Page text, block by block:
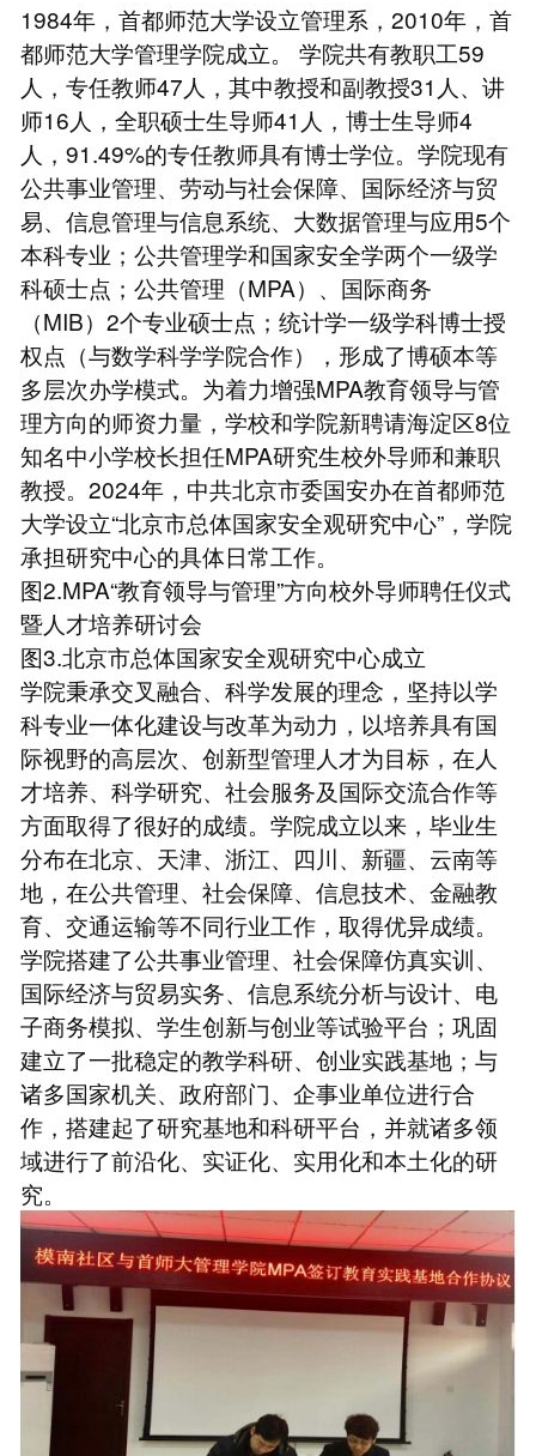
1984年，首都师范大学设立管理系，2010年，首
都师范大学管理学院成立。 学院共有教职工59
人，专任教师47人，其中教授和副教授31人、讲
师16人，全职硕士生导师41人，博士生导师4
人，91.49%的专任教师具有博士学位。学院现有
公共事业管理、劳动与社会保障、国际经济与贸
易、信息管理与信息系统、大数据管理与应用5个
本科专业；公共管理学和国家安全学两个一级学
科硕士点；公共管理（MPA）、国际商务
（MIB）2个专业硕士点；统计学一级学科博士授
权点（与数学科学学院合作），形成了博硕本等
多层次办学模式。为着力增强MPA教育领导与管
理方向的师资力量，学校和学院新聘请海淀区8位
知名中小学校长担任MPA研究生校外导师和兼职
教授。2024年，中共北京市委国安办在首都师范
大学设立“北京市总体国家安全观研究中心”，学院
承担研究中心的具体日常工作。
图2.MPA“教育领导与管理”方向校外导师聘任仪式
暨人才培养研讨会
图3.北京市总体国家安全观研究中心成立
学院秉承交叉融合、科学发展的理念，坚持以学
科专业一体化建设与改革为动力，以培养具有国
际视野的高层次、创新型管理人才为目标，在人
才培养、科学研究、社会服务及国际交流合作等
方面取得了很好的成绩。学院成立以来，毕业生
分布在北京、天津、浙江、四川、新疆、云南等
地，在公共管理、社会保障、信息技术、金融教
育、交通运输等不同行业工作，取得优异成绩。
学院搭建了公共事业管理、社会保障仿真实训、
国际经济与贸易实务、信息系统分析与设计、电
子商务模拟、学生创新与创业等试验平台；巩固
建立了一批稳定的教学科研、创业实践基地；与
诸多国家机关、政府部门、企事业单位进行合
作，搭建起了研究基地和科研平台，并就诸多领
域进行了前沿化、实证化、实用化和本土化的研
究。